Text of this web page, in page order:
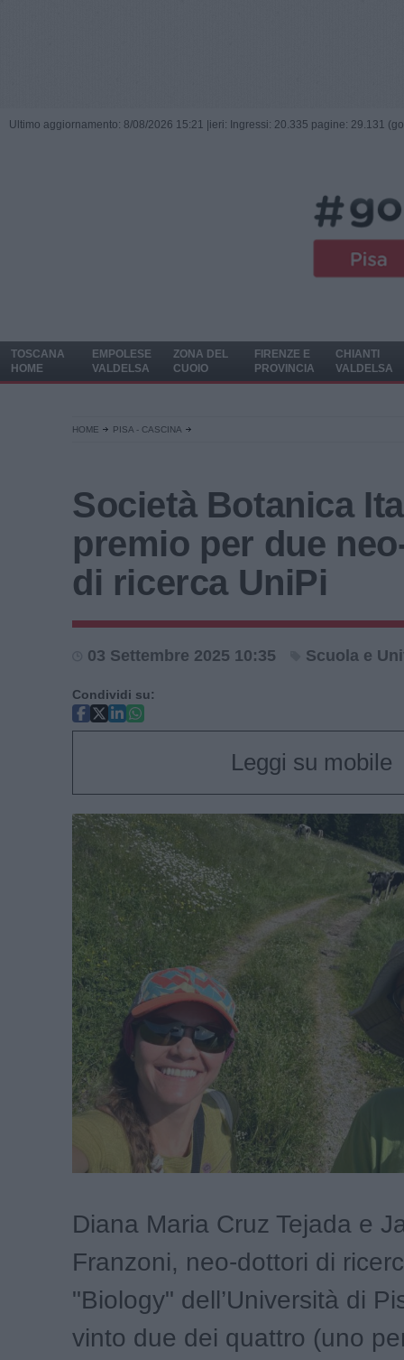
Ultimo aggiornamento: 8/08/2026 15:21 | ieri: Ingressi: 20.335 pagine: 29.131
TOSCANA
HOME
EMPOLESE
VALDELSA
ZONA DEL
CUOIO
FIRENZE E
PROVINCIA
CHIANTI
VALDELSA
HOME PISA - CASCINA
Società Botanica
premio per due
di ricerca UniPi
03 Settembre 2025 10:35 Scuola e
Condividi su:
Leggi su mobile
Diana Maria Cruz Tejada e
Franzoni, neo-dottori di
"Biology" dell’Università di
vinto due dei quattro (uno